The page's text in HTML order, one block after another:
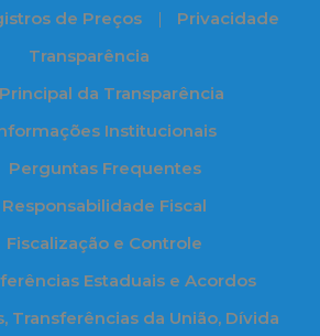
de Preços
Privacidade
Transparência
da Transparência
Institucionais
Perguntas Frequentes
Responsabilidade Fiscal
Fiscalização e Controle
Estaduais e Acordos
Transferências da União, Dívida